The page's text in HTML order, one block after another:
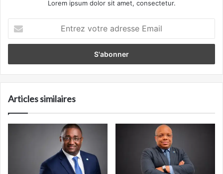
Lorem ipsum dolor sit amet, consectetur.
votre
adresse
Articles similaires